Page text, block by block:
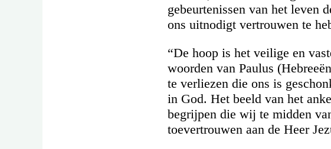
gebeurtenissen van het leven
ons uitnodigt vertrouwen te
“De hoop is het veilige en
woorden van Paulus
te verliezen die ons is
in God. Het beeld van het
begrijpen die wij te midden
toevertrouwen aan de Heer